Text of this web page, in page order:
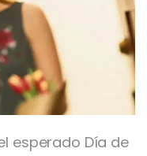
esperado Día de